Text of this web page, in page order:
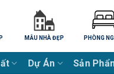
MẪU NHÀ ĐẸP PHÒNG
Dự Án Sản